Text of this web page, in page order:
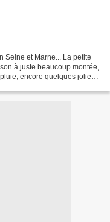
Seine et Marne... La petite
à juste beaucoup montée,
encore quelques jolies